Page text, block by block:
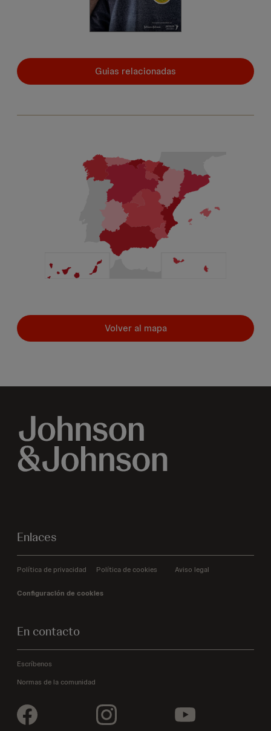
Volver al mapa
Guias relacionadas
Enlaces
Política de privacidad Política de cookies Aviso legal
Configuración de cookies
En contacto
Escríbenos
Normas de la comunidad